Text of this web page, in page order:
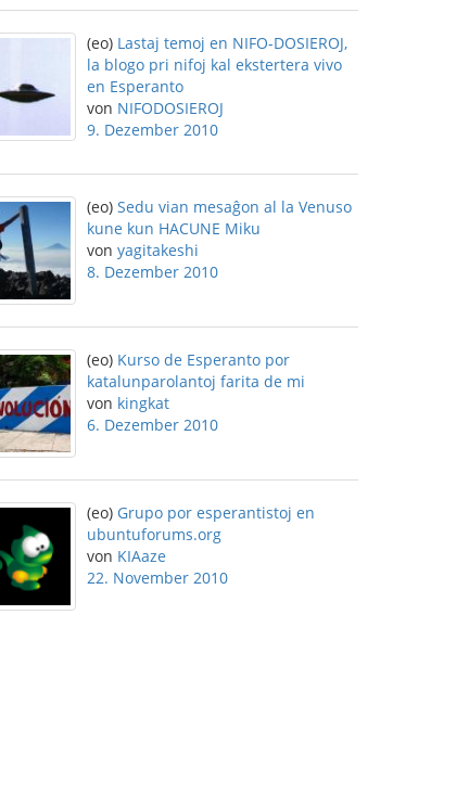
(eo) Lastaj temoj en NIFO-DOSIEROJ,
la blogo pri nifoj kal ekstertera vivo
en Esperanto
von NIFODOSIEROJ
9. Dezember 2010
(eo) Sedu vian mesaĝon al la Venuso
kune kun HACUNE Miku
von yagitakeshi
8. Dezember 2010
(eo) Kurso de Esperanto por
katalunparolantoj farita de mi
von kingkat
6. Dezember 2010
(eo) Grupo por esperantistoj en
ubuntuforums.org
von KIAaze
22. November 2010